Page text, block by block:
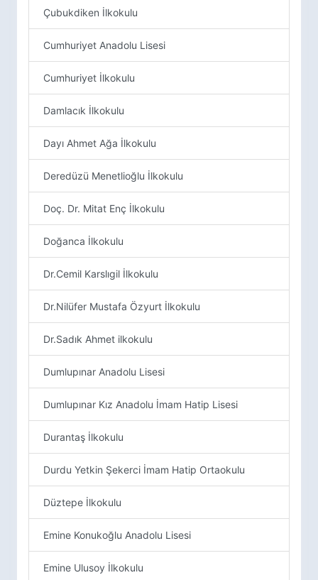
Çubukdiken İlkokulu
Cumhuriyet Anadolu Lisesi
Cumhuriyet İlkokulu
Damlacık İlkokulu
Dayı Ahmet Ağa İlkokulu
Deredüzü Menetlioğlu İlkokulu
Doç. Dr. Mitat Enç İlkokulu
Doğanca İlkokulu
Dr.Cemil Karslıgil İlkokulu
Dr.Nilüfer Mustafa Özyurt İlkokulu
Dr.Sadık Ahmet ilkokulu
Dumlupınar Anadolu Lisesi
Dumlupınar Kız Anadolu İmam Hatip Lisesi
Durantaş İlkokulu
Durdu Yetkin Şekerci İmam Hatip Ortaokulu
Düztepe İlkokulu
Emine Konukoğlu Anadolu Lisesi
Emine Ulusoy İlkokulu